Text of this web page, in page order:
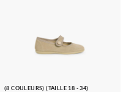
(8 COULEURS) (TAILLE 18 - 34)